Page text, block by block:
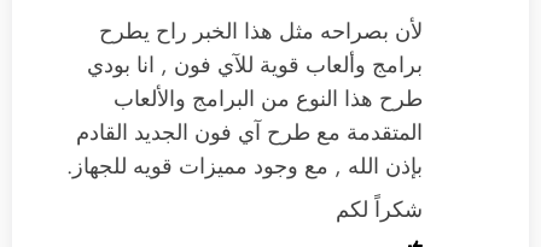
لأن بصراحه مثل هذا الخبر راح يطرح
برامج وألعاب قوية للآي فون , انا بودي
طرح هذا النوع من البرامج والألعاب
المتقدمة مع طرح آي فون الجديد القادم
بإذن الله , مع وجود مميزات قويه للجهاز.
شكراً لكم